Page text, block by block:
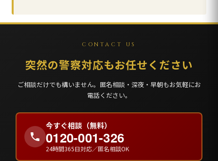
CONTACT US
突然の警察対応もお任せください
ご相談だけでも構いません。匿名相談・深夜・早朝もお気軽にお
電話ください。
今すぐ相談（無料）
0120-001-326
24時間365日対応／匿名相談OK